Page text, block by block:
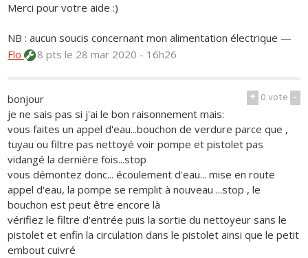
Merci pour votre aide :)
NB : aucun soucis concernant mon alimentation électrique —
Flo
8 ptsle 28 mar 2020 - 16h26
+ 0vote -
bonjour
je ne sais pas si j'ai le bon raisonnement mais:
vous faites un appel d'eau...bouchon de verdure parce que ,
tuyau ou filtre pas nettoyé voir pompe et pistolet pas
vidangé la dernière fois...stop
vous démontez donc... écoulement d'eau... mise en route
appel d'eau, la pompe se remplit à nouveau ...stop , le
bouchon est peut être encore là
vérifiez le filtre d'entrée puis la sortie du nettoyeur sans le
pistolet et enfin la circulation dans le pistolet ainsi que le petit
embout cuivré